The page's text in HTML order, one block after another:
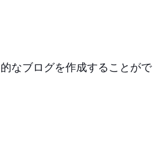
なブログを作成することが